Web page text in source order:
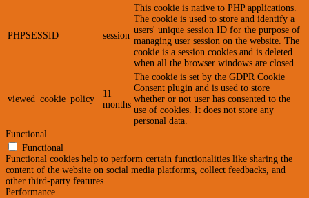
PHPSESSID session
This cookie is native to PHP applications.
The cookie is used to store and identify a
users' unique session ID for the purpose of
managing user session on the website. The
cookie is a session cookies and is deleted
when all the browser windows are closed.
viewed_cookie_policy
11
months
The cookie is set by the GDPR Cookie
Consent plugin and is used to store
whether or not user has consented to the
use of cookies. It does not store any
personal data.
Functional
Functional
Functional cookies help to perform certain functionalities like sharing the
content of the website on social media platforms, collect feedbacks, and
other third-party features.
Performance